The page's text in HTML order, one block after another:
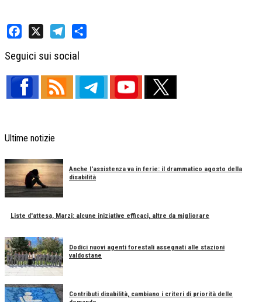
Seguici sui social
Ultime notizie
Anche l'assistenza va in ferie: il drammatico agosto della
disabilità
Liste d'attesa, Marzi: alcune iniziative efficaci, altre da migliorare
Dodici nuovi agenti forestali assegnati alle stazioni
valdostane
Contributi disabilità, cambiano i criteri di priorità delle